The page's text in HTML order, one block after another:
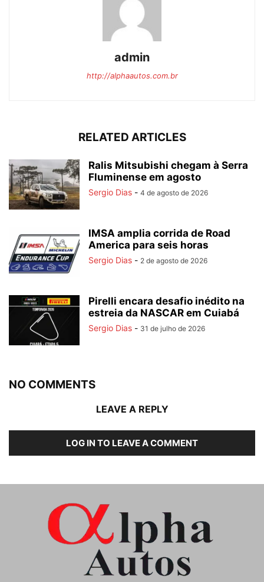
admin
http://alphaautos.com.br
RELATED ARTICLES
Ralis Mitsubishi chegam à Serra
Fluminense em agosto
Sergio Dias - 4 de agosto de 2026
IMSA amplia corrida de Road
America para seis horas
Sergio Dias - 2 de agosto de 2026
Pirelli encara desafio inédito na
estreia da NASCAR em Cuiabá
Sergio Dias - 31 de julho de 2026
NO COMMENTS
LEAVE A REPLY
LOG IN TO LEAVE A COMMENT